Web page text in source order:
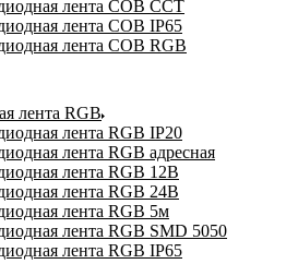
лента COB CCT
лента COB IP65
лента COB RGB
лента RGB
лента RGB IP20
лента RGB адресная
лента RGB 12В
лента RGB 24В
лента RGB 5м
лента RGB SMD 5050
лента RGB IP65